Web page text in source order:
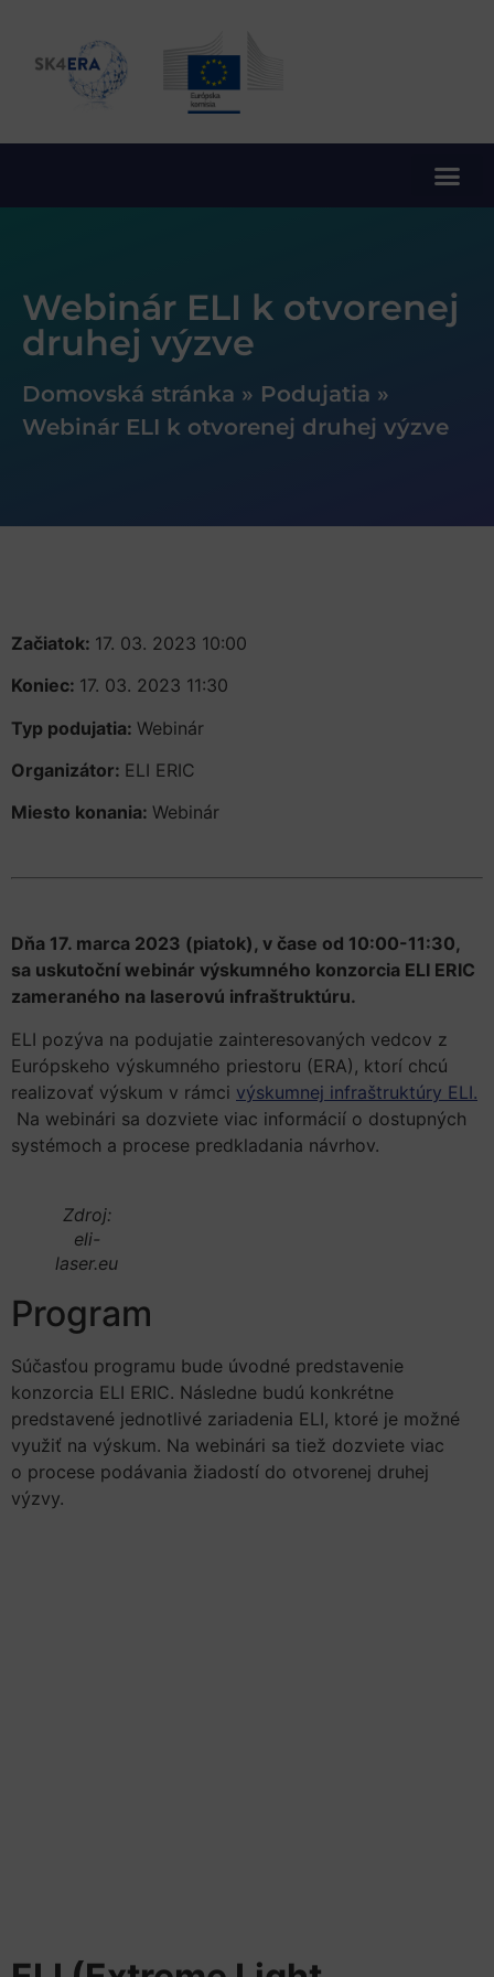
Webinár ELI k otvorenej
druhej výzve
Domovská stránka » Podujatia »
Webinár ELI k otvorenej druhej výzve
Začiatok: 17. 03. 2023 10:00
Koniec: 17. 03. 2023 11:30
Typ podujatia: Webinár
Organizátor: ELI ERIC
Miesto konania: Webinár
Dňa 17. marca 2023 (piatok), v čase od 10:00-11:30,
sa uskutoční webinár výskumného konzorcia ELI ERIC
zameraného na laserovú infraštruktúru.
ELI pozýva na podujatie zainteresovaných vedcov z
Európskeho výskumného priestoru (ERA), ktorí chcú
realizovať výskum v rámci výskumnej infraštruktúry ELI.
Na webinári sa dozviete viac informácií o dostupných
systémoch a procese predkladania návrhov.
Zdroj:
eli-
laser.eu
Program
Súčasťou programu bude úvodné predstavenie
konzorcia ELI ERIC. Následne budú konkrétne
predstavené jednotlivé zariadenia ELI, ktoré je možné
využiť na výskum. Na webinári sa tiež dozviete viac
o procese podávania žiadostí do otvorenej druhej
výzvy.